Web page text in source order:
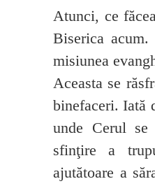
Atunci, ce
Biserica
misiunea
Aceasta se
binefaceri. Iată
unde Cerul se
sfinţire a
ajutătoare a